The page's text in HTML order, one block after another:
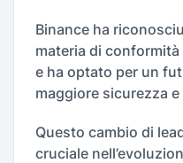
Binance ha
materia di
e ha optato per un
maggiore sicurezza
Questo cambio di
cruciale